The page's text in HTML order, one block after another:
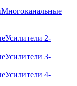
Многоканальные
Усилители 2-
Усилители 3-
Усилители 4-